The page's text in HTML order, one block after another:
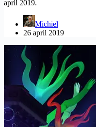
april 2019.
Michiel
26 april 2019